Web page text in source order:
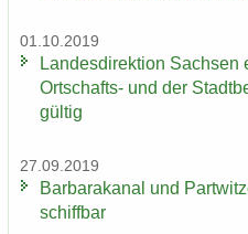
01.10.2019
Lan­des­di­rek­ti­on Sach­sen
Ortschafts-​ und der
gül­tig
27.09.2019
Bar­ba­ra­ka­nal und
schiff­bar